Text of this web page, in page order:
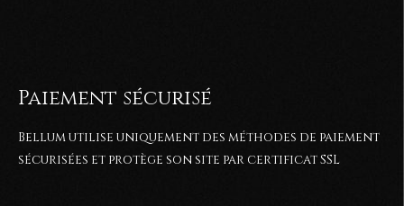
Paiement sécurisé
Bellum utilise uniquement des méthodes de paiement
sécurisées et protège son site par certificat SSL